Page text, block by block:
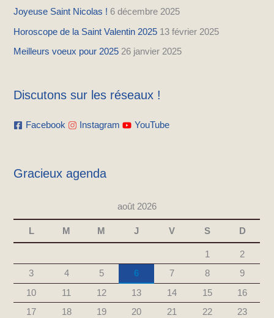
Joyeuse Saint Nicolas ! 6 décembre 2025
Horoscope de la Saint Valentin 2025 13 février 2025
Meilleurs voeux pour 2025 26 janvier 2025
Discutons sur les réseaux !
Facebook Instagram YouTube
Gracieux agenda
août 2026
L M M J V S D
1
2
3
4 5 6 7 8
9
10
11 12 13 14 15
16
17
18 19 20 21 22
23